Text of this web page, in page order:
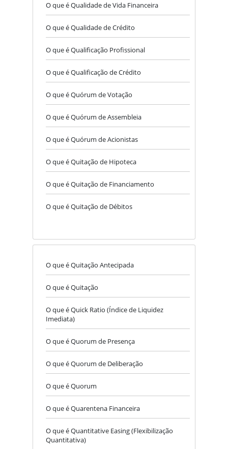
O que é Qualidade de Vida Financeira
O que é Qualidade de Crédito
O que é Qualificação Profissional
O que é Qualificação de Crédito
O que é Quórum de Votação
O que é Quórum de Assembleia
O que é Quórum de Acionistas
O que é Quitação de Hipoteca
O que é Quitação de Financiamento
O que é Quitação de Débitos
O que é Quitação Antecipada
O que é Quitação
O que é Quick Ratio (Índice de Liquidez
Imediata)
O que é Quorum de Presença
O que é Quorum de Deliberação
O que é Quorum
O que é Quarentena Financeira
O que é Quantitative Easing (Flexibilização
Quantitativa)